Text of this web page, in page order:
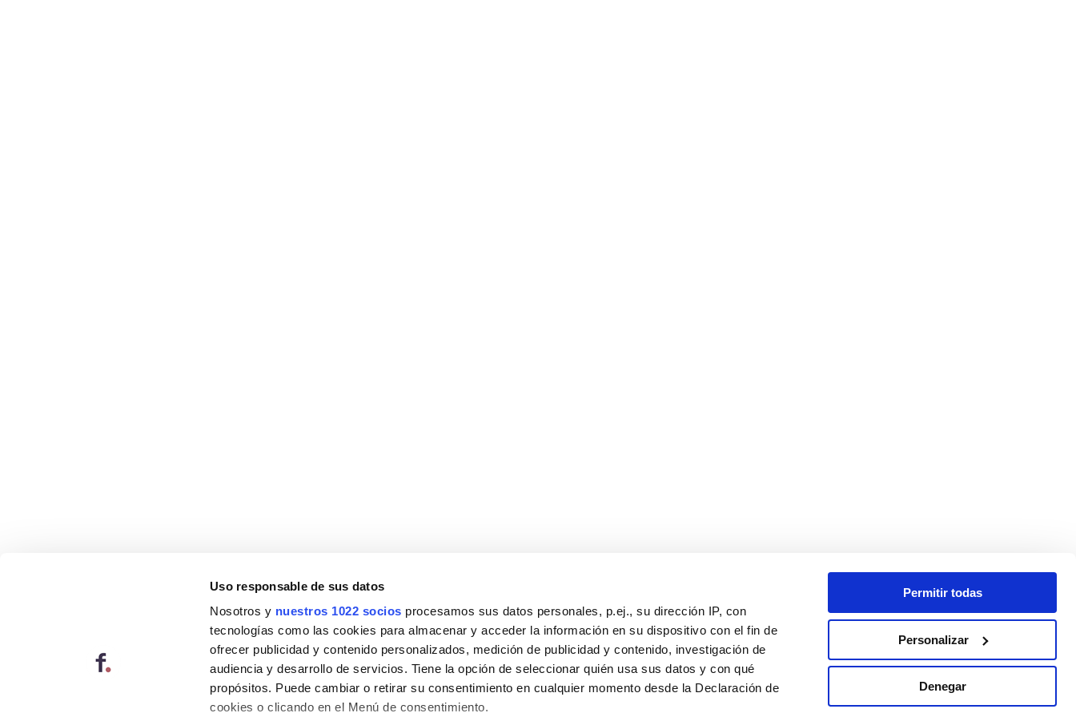
Uso responsable de sus datos
Nosotros y nuestros 1022 socios procesamos sus datos personales, p.ej., su dirección IP, con
tecnologías como las cookies para almacenar y acceder la información en su dispositivo con el fin de
ofrecer publicidad y contenido personalizados, medición de publicidad y contenido, investigación de
audiencia y desarrollo de servicios. Tiene la opción de seleccionar quién usa sus datos y con qué
propósitos. Puede cambiar o retirar su consentimiento en cualquier momento desde la Declaración de
cookies o clicando en el Menú de consentimiento.
Permitir todas
Personalizar
Denegar